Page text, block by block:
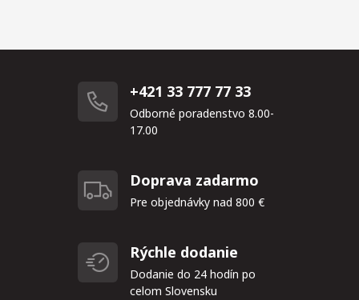
+421 33 777 77 33
Odborné poradenstvo 8.00-
17.00
Doprava zadarmo
Pre objednávky nad 800 €
Rýchle dodanie
Dodanie do 24 hodín po
celom Slovensku